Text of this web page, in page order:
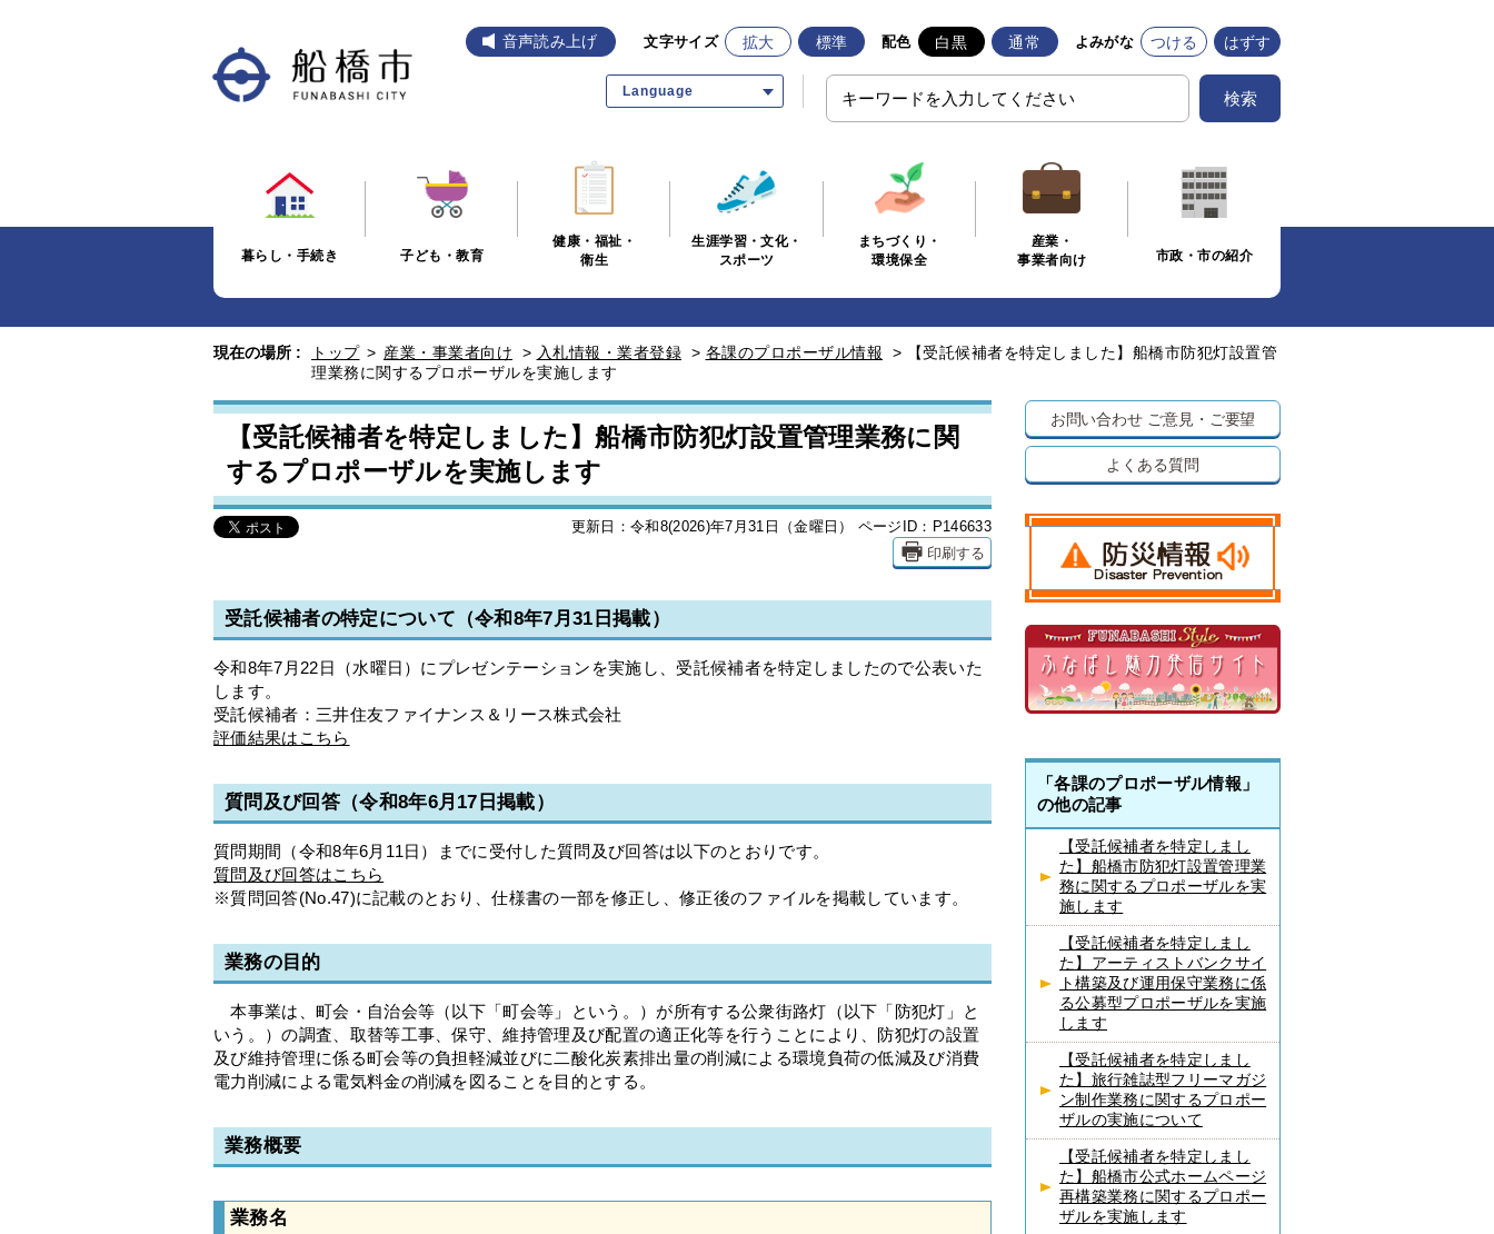
音声読み上げ 文字サイズ 拡大 標準 配色 白黒 通常 よみがな つける はずす
Language 検索
暮らし・手続き 子ども・教育
健康・福祉・
衛生
生涯学習・文化・
スポーツ
まちづくり・
環境保全
産業・
事業者向け
市政・市の紹介
現在の場所 : トップ > 産業・事業者向け > 入札情報・業者登録 > 各課のプロポーザル情報 >
【受託候補者を特定しました】船橋市防犯灯設置管
理業務に関するプロポーザルを実施します
【受託候補者を特定しました】船橋市防犯灯設置管理業務に関
するプロポーザルを実施します
更新日：令和8(2026)年7月31日（金曜日） ページID：P146633
印刷する
受託候補者の特定について（令和8年7月31日掲載）
令和8年7月22日（水曜日）にプレゼンテーションを実施し、受託候補者を特定しましたので公表いた
します。
受託候補者：三井住友ファイナンス＆リース株式会社
評価結果はこちら
質問及び回答（令和8年6月17日掲載）
質問期間（令和8年6月11日）までに受付した質問及び回答は以下のとおりです。
質問及び回答はこちら
※質問回答(No.47)に記載のとおり、仕様書の一部を修正し、修正後のファイルを掲載しています。
業務の目的
本事業は、町会・自治会等（以下「町会等」という。）が所有する公衆街路灯（以下「防犯灯」と
いう。）の調査、取替等工事、保守、維持管理及び配置の適正化等を行うことにより、防犯灯の設置
及び維持管理に係る町会等の負担軽減並びに二酸化炭素排出量の削減による環境負荷の低減及び消費
電力削減による電気料金の削減を図ることを目的とする。
業務概要
業務名
お問い合わせ ご意見・ご要望
よくある質問
「各課のプロポーザル情報」
の他の記事
【受託候補者を特定しまし
た】船橋市防犯灯設置管理業
務に関するプロポーザルを実
施します
【受託候補者を特定しまし
た】アーティストバンクサイ
ト構築及び運用保守業務に係
る公募型プロポーザルを実施
します
【受託候補者を特定しまし
た】旅行雑誌型フリーマガジ
ン制作業務に関するプロポー
ザルの実施について
【受託候補者を特定しまし
た】船橋市公式ホームページ
再構築業務に関するプロポー
ザルを実施します